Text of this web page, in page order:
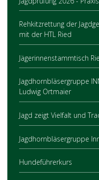
Rehkitzrettung der
mit der HTL Ried
Jägerinnenstammtisch
Jagdhornbläsergruppe
Ludwig Ortmaier
Jagd zeigt Vielfalt und
Jagdhornbläsergruppe
Hundeführerkurs